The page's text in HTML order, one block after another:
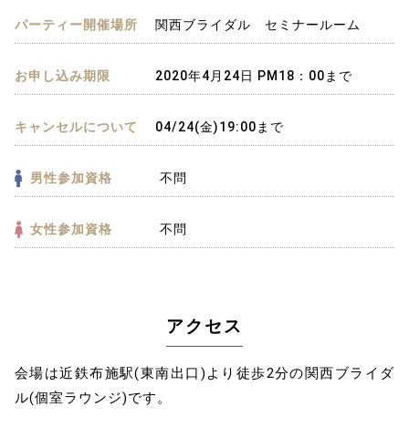
パーティー開催場所 関西ブライダル セミナールーム
お申し込み期限 2020年4月24日 PM18：00まで
キャンセルについて 04/24(金)19:00まで
男性参加資格 不問
女性参加資格 不問
アクセス
会場は近鉄布施駅(東南出口)より徒歩2分の関西ブライダ
ル(個室ラウンジ)です。